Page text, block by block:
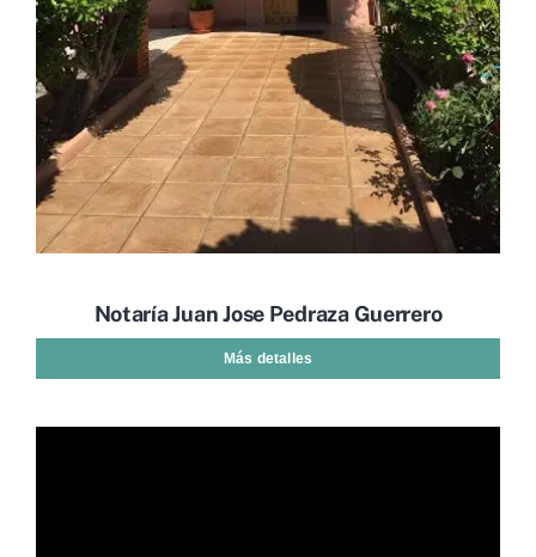
Notaría Juan Jose Pedraza Guerrero
Más detalles